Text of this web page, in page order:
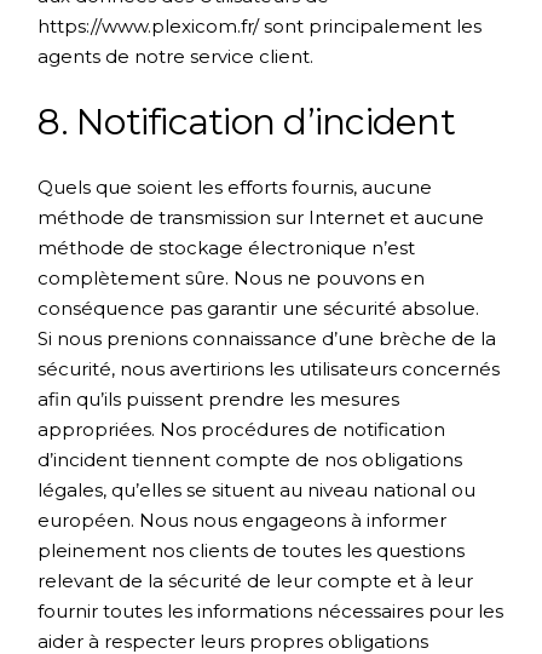
https://www.plexicom.fr/sont principalement les
agents de notre service client.
8. Notification d’incident
Quels que soient les efforts fournis, aucune
méthode de transmission sur Internet et aucune
méthode de stockage électronique n’est
complètement sûre. Nous ne pouvons en
conséquence pas garantir une sécurité absolue.
Si nous prenions connaissance d’une brèche de la
sécurité, nous avertirions les utilisateurs concernés
afin qu’ils puissent prendre les mesures
appropriées. Nos procédures de notification
d’incident tiennent compte de nos obligations
légales, qu’elles se situent au niveau national ou
européen. Nous nous engageons à informer
pleinement nos clients de toutes les questions
relevant de la sécurité de leur compte et à leur
fournir toutes les informations nécessaires pour les
aider à respecter leurs propres obligations